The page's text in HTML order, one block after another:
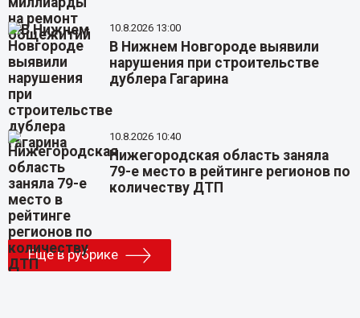
10.8.2026 13:00
В Нижнем Новгороде выявили
нарушения при строительстве
дублера Гагарина
10.8.2026 10:40
Нижегородская область заняла
79-е место в рейтинге регионов по
количеству ДТП
Еще в рубрике